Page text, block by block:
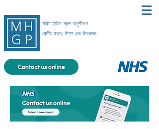
মরিস হাউস গ্রুপ অনুশীলন
রোগীর যত্ন, শিক্ষা এবং উদ্ভাবন